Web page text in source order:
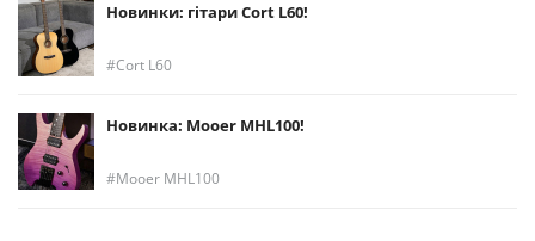
Новинки: гітари Cort L60!
Cort L60
Новинка: Mooer MHL100!
Mooer MHL100